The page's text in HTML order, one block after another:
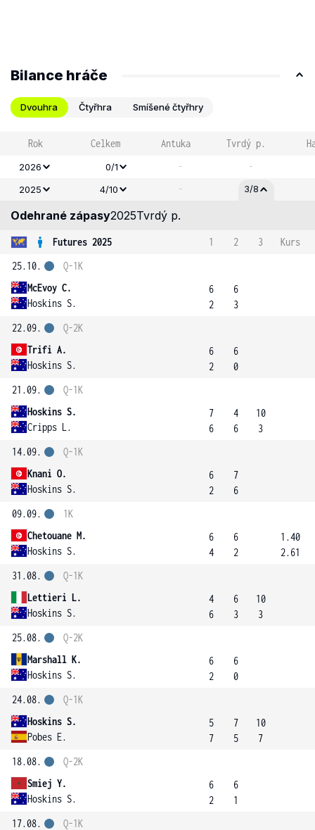
Bilance hráče
Dvouhra Čtyřhra Smíšené čtyřhry
Rok Celkem Antuka Tvrdý p.
2026 0/1 - -
2025 4/10 - 3/8
Odehrané zápasy2025Tvrdý p.
Futures 2025 1 2 3
Kurs
25.10.
McEvoy C.
Hoskins S.
Q-1K
6
2
6
3
22.09.
Trifi A.
Hoskins S.
Q-2K
6
2
6
0
21.09.
Hoskins S.
Cripps L.
Q-1K
7
6
4
6
10
3
14.09.
Knani O.
Hoskins S.
Q-1K
6
2
7
6
09.09.
Chetouane M.
Hoskins S.
1K
6
4
6
2
1.40
2.61
31.08.
Lettieri L.
Hoskins S.
Q-1K
4
6
6
3
10
3
25.08.
Marshall K.
Hoskins S.
Q-2K
6
2
6
0
24.08.
Hoskins S.
Pobes E.
Q-1K
5
7
7
5
10
7
18.08.
Smiej Y.
Hoskins S.
Q-2K
6
2
6
1
17.08.
Q-1K